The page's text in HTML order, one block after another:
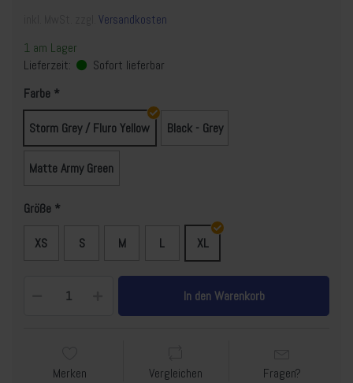
Versandkosten
1 am Lager
Lieferzeit:
Sofort lieferbar
Farbe
Storm Grey / Fluro Yellow Black - Grey
Matte Army Green
Größe
XS S M L XL
In den Warenkorb
Merken Vergleichen Fragen?